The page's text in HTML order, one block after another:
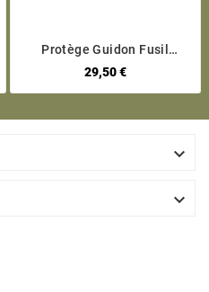
Protège Guidon Fusil
29,50 €

